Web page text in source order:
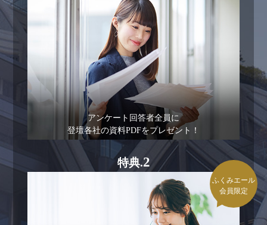
アンケート回答者全員に
登壇各社の資料PDFをプレゼント！
特典.2
ふくみエール
会員限定